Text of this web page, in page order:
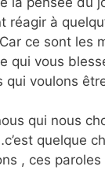
réagir à
ce sont les
qui vous
qui voulons
qui nous
quelque
, ces